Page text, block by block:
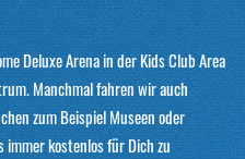
Deluxe Arena in der Kids Club Area
Manchmal fahren wir auch
zum Beispiel Museen oder
immer kostenlos für Dich zu